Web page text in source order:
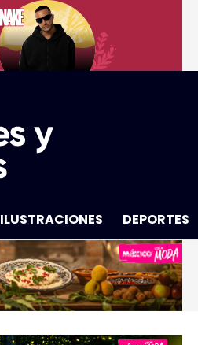
ILUSTRACIONES DEPORTES